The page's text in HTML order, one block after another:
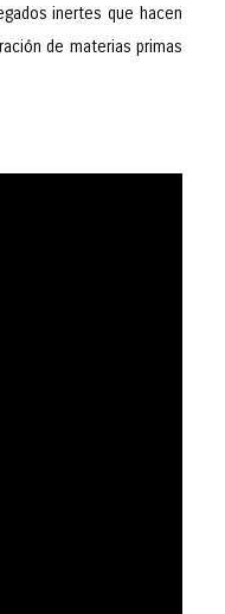
inertes que hacen
de materias primas